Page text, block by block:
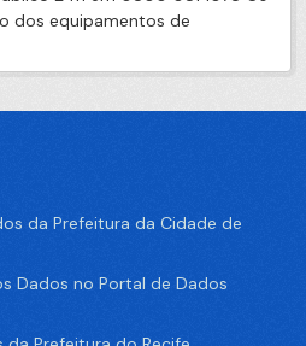
dos equipamentos de
da Prefeitura da Cidade de
Dados no Portal de Dados